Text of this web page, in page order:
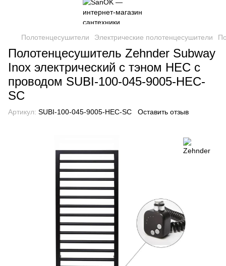
Полотенцесушители Электрические полотенцесушители
Полотенцесушитель Zehnder Subway
Inox электрический с тэном HEC с
проводом SUBI-100-045-9005-HEC-
SC
Артикул: SUBI-100-045-9005-HEC-SC Оставить отзыв